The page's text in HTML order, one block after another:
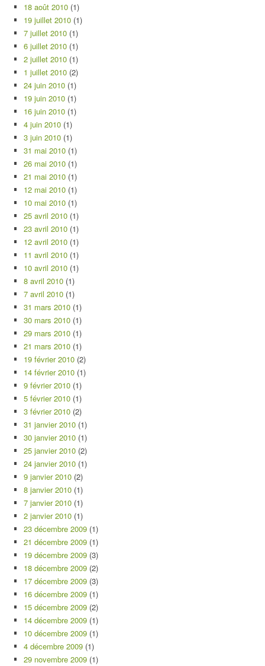
18 août 2010 (1)
19 juillet 2010 (1)
7 juillet 2010 (1)
6 juillet 2010 (1)
2 juillet 2010 (1)
1 juillet 2010 (2)
24 juin 2010 (1)
19 juin 2010 (1)
16 juin 2010 (1)
4 juin 2010 (1)
3 juin 2010 (1)
31 mai 2010 (1)
26 mai 2010 (1)
21 mai 2010 (1)
12 mai 2010 (1)
10 mai 2010 (1)
25 avril 2010 (1)
23 avril 2010 (1)
12 avril 2010 (1)
11 avril 2010 (1)
10 avril 2010 (1)
8 avril 2010 (1)
7 avril 2010 (1)
31 mars 2010 (1)
30 mars 2010 (1)
29 mars 2010 (1)
21 mars 2010 (1)
19 février 2010 (2)
14 février 2010 (1)
9 février 2010 (1)
5 février 2010 (1)
3 février 2010 (2)
31 janvier 2010 (1)
30 janvier 2010 (1)
25 janvier 2010 (2)
24 janvier 2010 (1)
9 janvier 2010 (2)
8 janvier 2010 (1)
7 janvier 2010 (1)
2 janvier 2010 (1)
23 décembre 2009 (1)
21 décembre 2009 (1)
19 décembre 2009 (3)
18 décembre 2009 (2)
17 décembre 2009 (3)
16 décembre 2009 (1)
15 décembre 2009 (2)
14 décembre 2009 (1)
10 décembre 2009 (1)
4 décembre 2009 (1)
29 novembre 2009 (1)